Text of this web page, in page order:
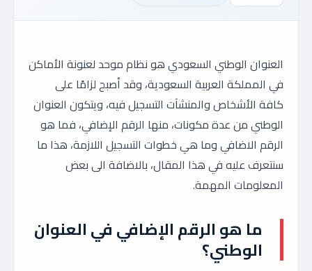
العنوان الوطني السعودي هو نظام موحد لعنونة الأماكن
في المملكة العربية السعودية، وقد أصبح لزامًا على
كافة الأشخاص والمنشآت التسجيل فيه، ويتكون العنوان
الوطني من عدة مكونات، منها الرقم الإضافي، فما هو
الرقم الاضافي وما هي خطوات التسجيل اللازمة، هذا ما
سنتعرف عليه في هذا المقال، بالاضافة الى بعض
المعلومات المهمة.
ما هو الرقم الإضافي في العنوان
الوطني؟